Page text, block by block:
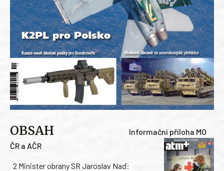
OBSAH
Informační příloha MO
ČR a AČR
2 Minister obrany SR Jaroslav Naď: